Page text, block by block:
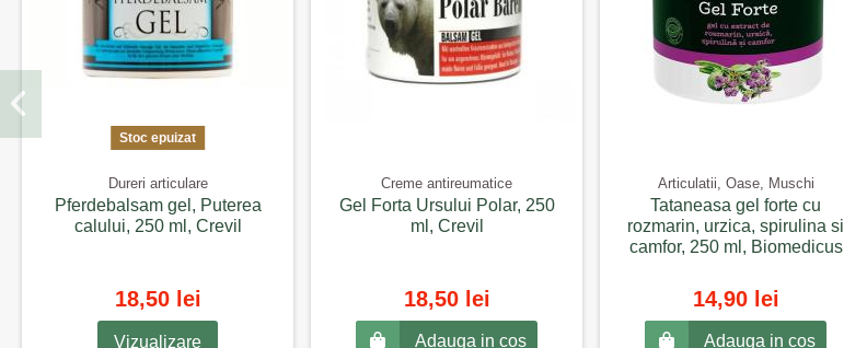
Stoc epuizat
Dureri articulare
Pferdebalsam gel, Puterea
calului, 250 ml, Crevil
18,50 lei
Vizualizare
Creme antireumatice
Gel Forta Ursului Polar, 250
ml, Crevil
18,50 lei
Adauga in cos
Articulatii, Oase, Muschi
Tataneasa gel forte cu
rozmarin, urzica, spirulina si
camfor, 250 ml, Biomedicus
14,90 lei
Adauga in cos